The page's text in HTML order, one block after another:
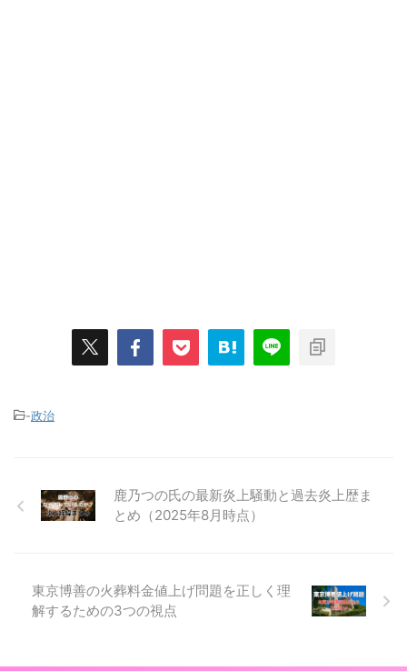
-政治
鹿乃つの氏の最新炎上騒動と過去炎上歴ま
とめ（2025年8月時点）
東京博善の火葬料金値上げ問題を正しく理
解するための3つの視点